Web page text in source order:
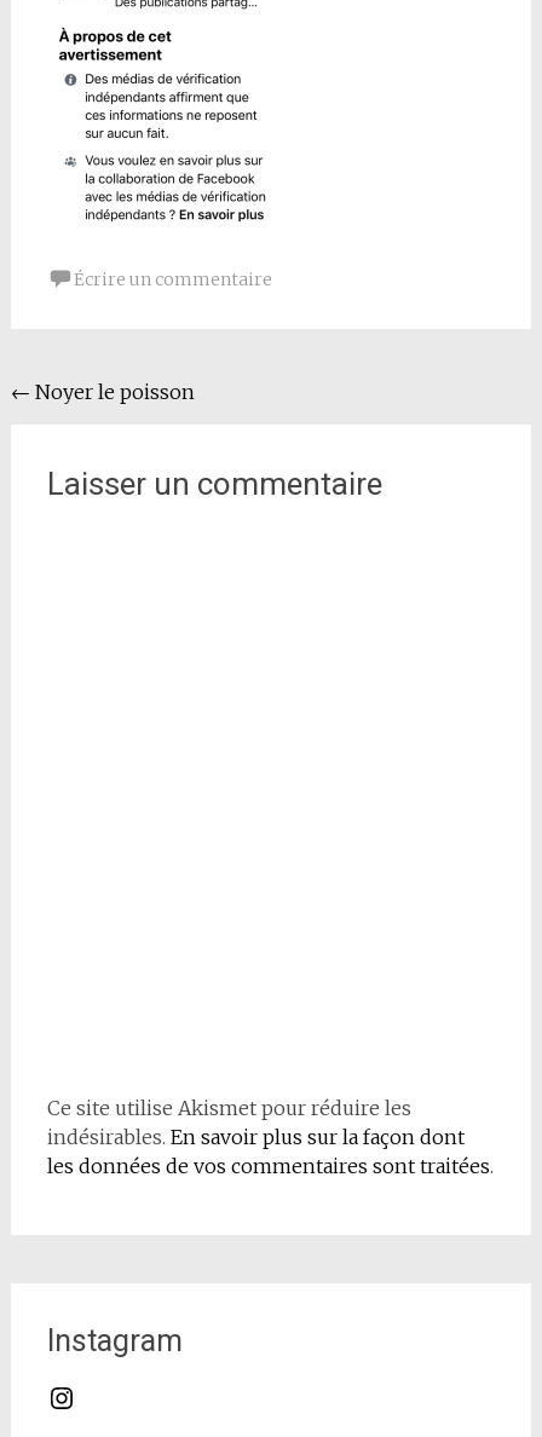
Écrire un commentaire
Navigation
l'article
← Noyer le poisson
Laisser un commentaire
Ce site utilise Akismet pour réduire les
indésirables. En savoir plus sur la façon dont
les données de vos commentaires sont traitées.
Instagram
Instagram